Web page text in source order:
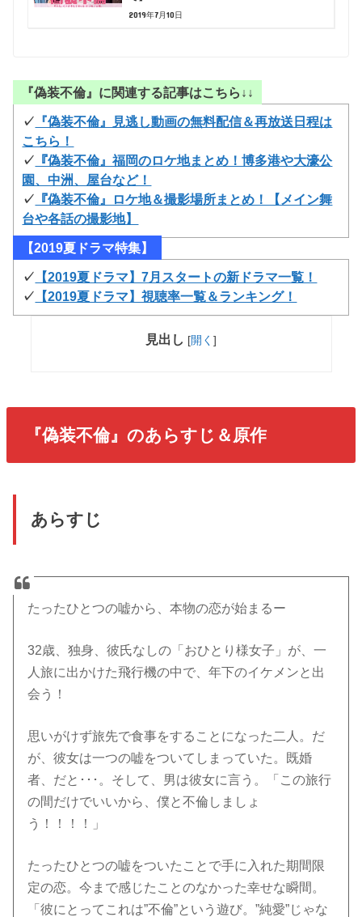
2019年7月10日
『偽装不倫』に関連する記事はこちら↓↓
✓ 『偽装不倫』見逃し動画の無料配信＆再放送日程は
こちら！
✓ 『偽装不倫』福岡のロケ地まとめ！博多港や大濠公
園、中洲、屋台など！
✓ 『偽装不倫』ロケ地＆撮影場所まとめ！【メイン舞
台や各話の撮影地】
【2019夏ドラマ特集】
✓ 【2019夏ドラマ】7月スタートの新ドラマ一覧！
✓ 【2019夏ドラマ】視聴率一覧＆ランキング！
見出し [開く ]
『偽装不倫』のあらすじ＆原作
あらすじ
たったひとつの嘘から、本物の恋が始まるー
32歳、独身、彼氏なしの「おひとり様女子」が、一
人旅に出かけた飛行機の中で、年下のイケメンと出
会う！
思いがけず旅先で食事をすることになった二人。だ
が、彼女は一つの嘘をついてしまっていた。既婚
者、だと･･･。そして、男は彼女に言う。「この旅行
の間だけでいいから、僕と不倫しましょ
う！！！！」
たったひとつの嘘をついたことで手に入れた期間限
定の恋。今まで感じたことのなかった幸せな瞬間。
「彼にとってこれは”不倫”という遊び。”純愛”じゃな